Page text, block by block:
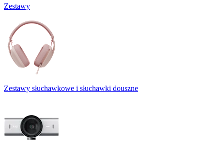
Zestawy
Zestawy słuchawkowe i słuchawki douszne